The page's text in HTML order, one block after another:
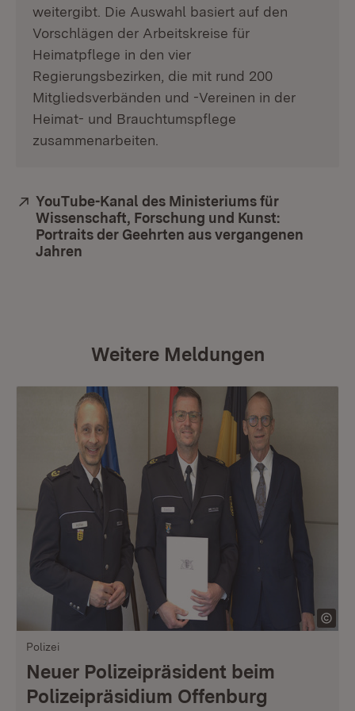
weitergibt. Die Auswahl basiert auf den
Vorschlägen der Arbeitskreise für
Heimatpflege in den vier
Regierungsbezirken, die mit rund 200
Mitgliedsverbänden und -Vereinen in der
Heimat- und Brauchtumspflege
zusammenarbeiten.
Extern:
YouTube-Kanal des Ministeriums für
Wissenschaft, Forschung und Kunst:
Portraits der Geehrten aus vergangenen
Jahren
Weitere Meldungen
Polizei
Neuer Polizeipräsident beim
Polizeipräsidium Offenburg